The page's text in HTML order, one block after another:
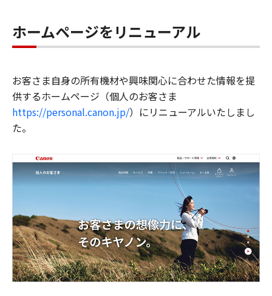
ホームページをリニューアル
お客さま自身の所有機材や興味関心に合わせた情報を提
供するホームページ（個人のお客さま
https://personal.canon.jp/）にリニューアルいたしまし
た。